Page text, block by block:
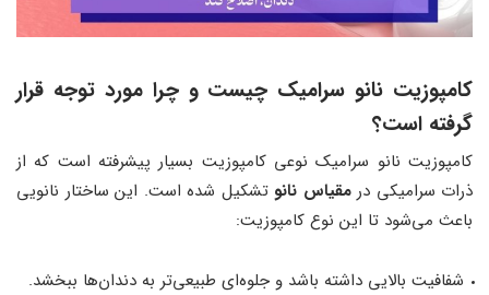
کامپوزیت نانو سرامیک چیست و چرا مورد توجه قرار
گرفته است؟
کامپوزیت نانو سرامیک نوعی کامپوزیت بسیار پیشرفته است که از
ذرات سرامیکی درمقیاس نانو تشکیل شده است. این ساختار نانویی
باعث می‌شود تا این نوع کامپوزیت:
شفافیت بالایی داشته باشد و جلوه‌ای طبیعی‌تر به دندان‌ها ببخشد.